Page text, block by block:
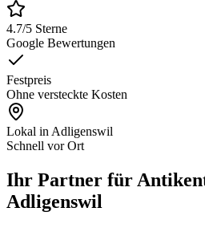
4.7/5 Sterne
Google Bewertungen
Festpreis
Ohne versteckte Kosten
Lokal in Adligenswil
Schnell vor Ort
Ihr Partner für
Adligenswil